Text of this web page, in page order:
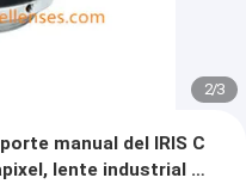
2/3
manual del IRIS C
lente industrial de